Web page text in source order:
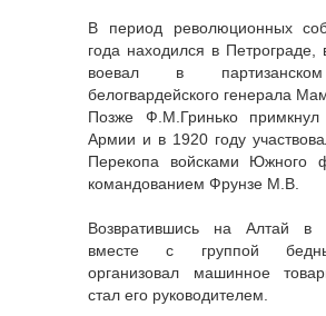
В период революционных
года находился в Петрограде,
воевал в
белогвардейского генерала
Позже Ф.М.Гринько
Армии и в 1920 году
Перекопа войсками Южного
командованием Фрунзе М.В.
Возвратившись на Алтай в
вместе с группой
организовал машинное
стал его руководителем.